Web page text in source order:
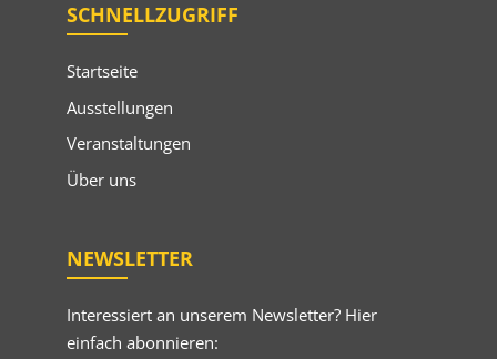
SCHNELLZUGRIFF
Startseite
Ausstellungen
Veranstaltungen
Über uns
NEWSLETTER
Interessiert an unserem Newsletter? Hier
einfach abonnieren: